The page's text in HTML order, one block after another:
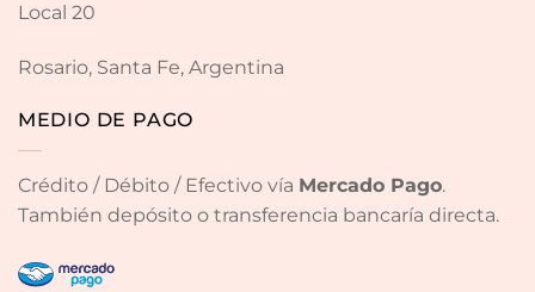
Local 20
Rosario, Santa Fe, Argentina
MEDIO DE PAGO
Crédito / Débito / Efectivo vía Mercado Pago.
También depósito o transferencia bancaría directa.